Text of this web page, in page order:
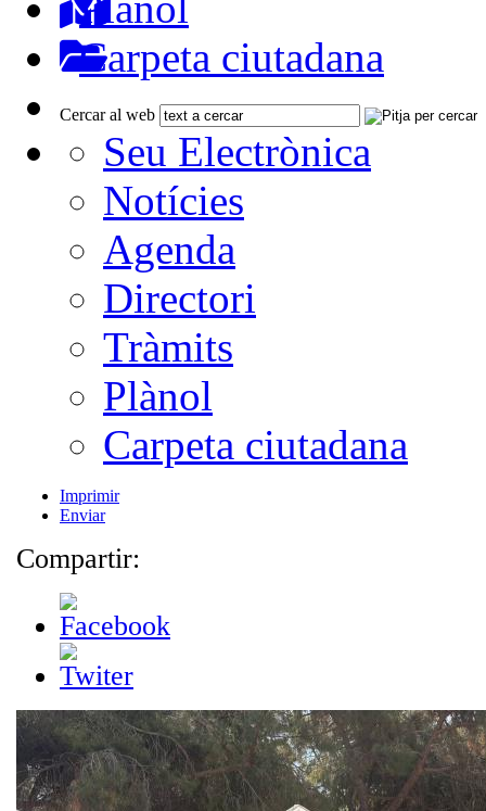
Carpeta ciutadana
Cercar al web
Seu Electrònica
Notícies
Agenda
Directori
Tràmits
Plànol
Carpeta ciutadana
Imprimir
Enviar
Compartir: